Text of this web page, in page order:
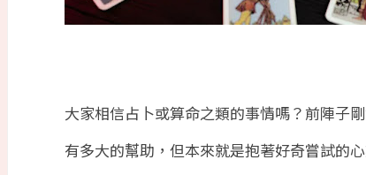
大家相信占卜或算命之類的事情嗎？前陣子
有多大的幫助，但本來就是抱著好奇嘗試的